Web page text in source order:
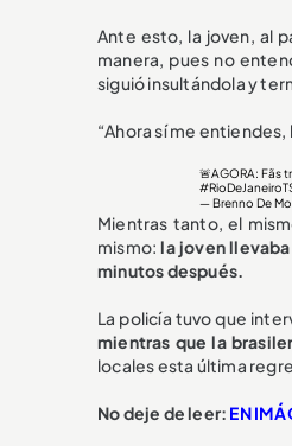
Ante esto, la joven, al
manera, pues no
siguió insultándola y
“Ahora sí me
🚨AGORA: Fãs
— Brenno De
Mientras tanto, el
mismo:la joven
minutos después.
La policía tuvo que
mientras que la
locales esta última
No deje de leer: EN